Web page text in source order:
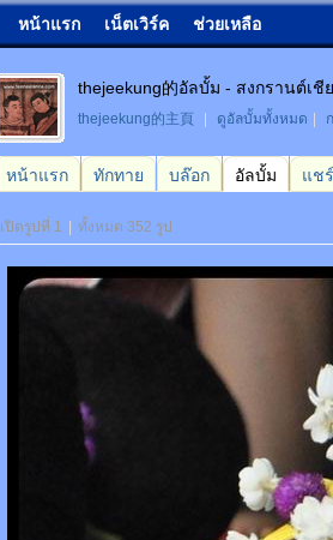
หน้าแรก เน็ตเวิร์ค ช่วยเหลือ
thejeekung的อัลบั้ม - สงกรานต์เชี
thejeekung的主頁 ดูอัลบั้มทั้งหมด
หน้าแรก ทักทาย บล๊อก อัลบั้ม แชร์
เปิดรูปที่ 1 ทั้งหมด 352 รูป